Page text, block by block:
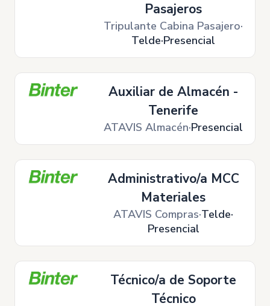
Pasajeros
Tripulante Cabina Pasajero
Telde Presencial
Auxiliar de Almacén -
Tenerife
ATAVIS Almacén Presencial
Administrativo/a MCC
Materiales
ATAVIS Compras Telde
Presencial
Técnico/a de Soporte
Técnico